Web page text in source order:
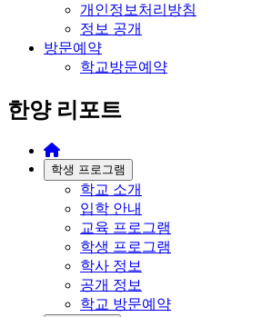
개인정보처리방침
정보 공개
방문예약
학교방문예약
한양 리포트
학생 프로그램
학교 소개
입학 안내
교육 프로그램
학생 프로그램
학사 정보
공개 정보
학교 방문예약